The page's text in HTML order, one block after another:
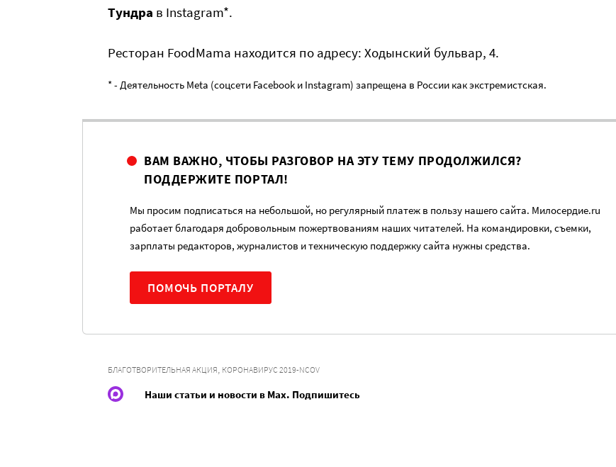
Тундра в Instagram*.
Ресторан FoodMama находится по адресу: Ходынский бульвар, 4.
* - Деятельность Meta (соцсети Facebook и Instagram) запрещена в России как экстремистская.
ВАМ ВАЖНО, ЧТОБЫ РАЗГОВОР НА ЭТУ ТЕМУ ПРОДОЛЖИЛСЯ?
ПОДДЕРЖИТЕ ПОРТАЛ!
Мы просим подписаться на небольшой, но регулярный платеж в пользу нашего сайта. Милосердие.ru
работает благодаря добровольным пожертвованиям наших читателей. На командировки, съемки,
зарплаты редакторов, журналистов и техническую поддержку сайта нужны средства.
ПОМОЧЬ ПОРТАЛУ
БЛАГОТВОРИТЕЛЬНАЯ АКЦИЯ, КОРОНАВИРУС 2019-NCOV
Наши статьи и новости в Max. Подпишитесь